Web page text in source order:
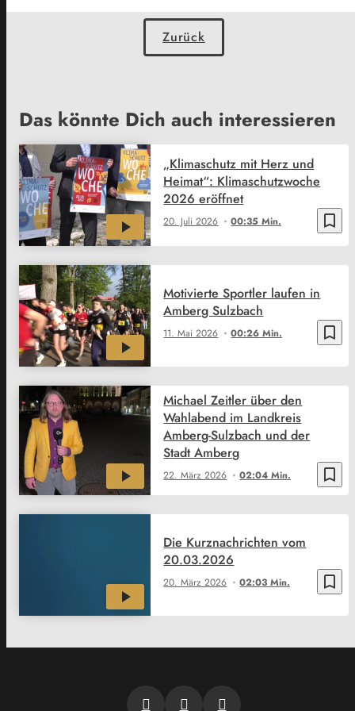
Zurück
Das könnte Dich auch interessieren
bookmark_border
20. Juli 2026 00:35 Min.
„Klimaschutz mit Herz und
Heimat“: Klimaschutzwoche
2026 eröffnet
bookmark_border
11. Mai 2026 00:26 Min.
Motivierte Sportler laufen in
Amberg Sulzbach
bookmark_border
22. März 2026 02:04 Min.
Michael Zeitler über den
Wahlabend im Landkreis
Amberg-Sulzbach und der
Stadt Amberg
bookmark_border
20. März 2026 02:03 Min.
Die Kurznachrichten vom
20.03.2026